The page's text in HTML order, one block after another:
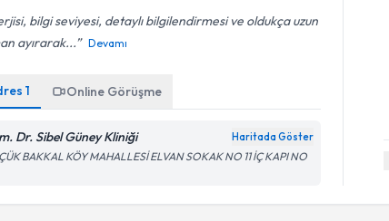
bilgi seviyesi, detaylı bilgilendirmesi ve oldukça uzun
ayırarak...
Devamı
1 Online Görüşme
Dr. Sibel Güney Kliniği Haritada Göster
BAKKAL KÖY MAHALLESİ ELVAN SOKAK NO 11 İÇ KAPI NO